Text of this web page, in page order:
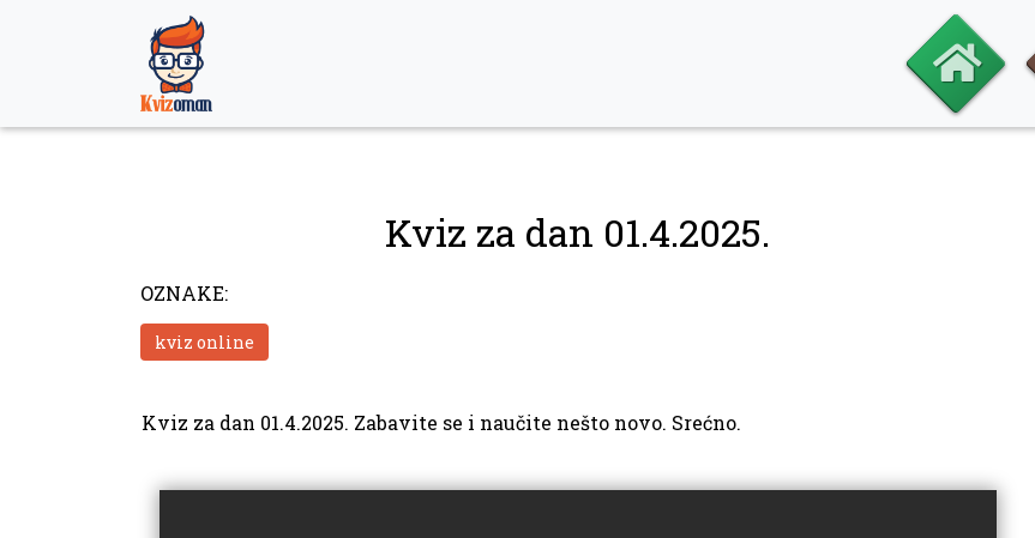
Kviz za dan 01.4.2025.
OZNAKE:
kviz online
Kviz za dan 01.4.2025. Zabavite se i naučite nešto novo. Srećno.